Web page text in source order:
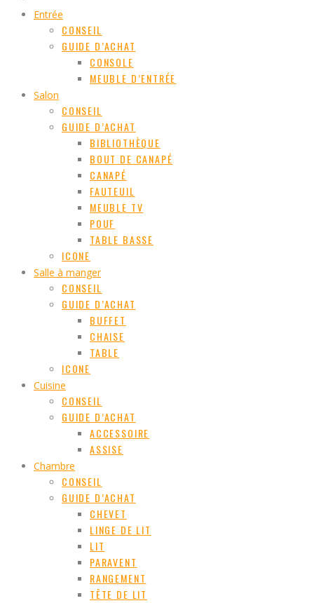
Entrée
CONSEIL
GUIDE D’ACHAT
CONSOLE
MEUBLE D’ENTRÉE
Salon
CONSEIL
GUIDE D’ACHAT
BIBLIOTHÈQUE
BOUT DE CANAPÉ
CANAPÉ
FAUTEUIL
MEUBLE TV
POUF
TABLE BASSE
ICONE
Salle à manger
CONSEIL
GUIDE D’ACHAT
BUFFET
CHAISE
TABLE
ICONE
Cuisine
CONSEIL
GUIDE D’ACHAT
ACCESSOIRE
ASSISE
Chambre
CONSEIL
GUIDE D’ACHAT
CHEVET
LINGE DE LIT
LIT
PARAVENT
RANGEMENT
TÊTE DE LIT